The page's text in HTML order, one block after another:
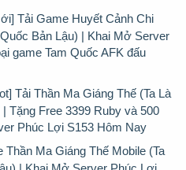
Tải Game Huyết Cảnh Chi
Bản Lậu) | Khai Mở Server
game Tam Quốc AFK đấu
Tải Thần Ma Giáng Thế (Ta Là
Tặng Free 3399 Ruby và 500
Phúc Lợi S153 Hôm Nay
Thần Ma Giáng Thế Mobile (Ta